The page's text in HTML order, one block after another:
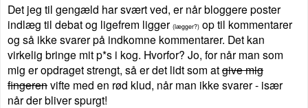
Det jeg til gengæld har svært ved, er når bloggere poster
indlæg til debat og ligefrem ligger (lægger?) op til kommentarer
og så ikke svarer på indkomne kommentarer. Det kan
virkelig bringe mit p*s i kog. Hvorfor? Jo, for når man som
mig er opdraget strengt, så er det lidt som atgive mig
fingerenvifte med en rød klud, når man ikke svarer - især
når der bliver spurgt!